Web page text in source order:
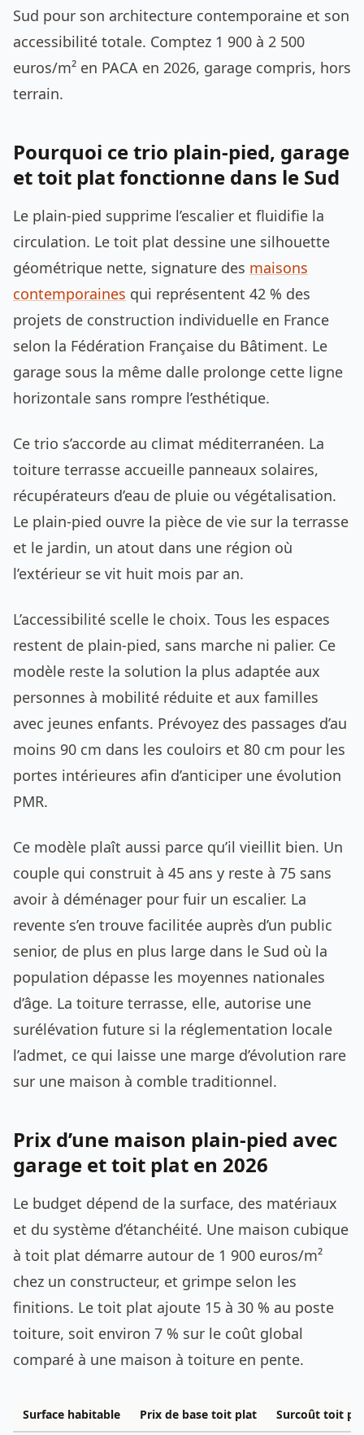
Sud pour son architecture contemporaine et son
accessibilité totale. Comptez 1 900 à 2 500
euros/m² en PACA en 2026, garage compris, hors
terrain.
Pourquoi ce trio plain-pied, garage
et toit plat fonctionne dans le Sud
Le plain-pied supprime l’escalier et fluidifie la
circulation. Le toit plat dessine une silhouette
géométrique nette, signature des maisons
contemporaines qui représentent 42 % des
projets de construction individuelle en France
selon la Fédération Française du Bâtiment. Le
garage sous la même dalle prolonge cette ligne
horizontale sans rompre l’esthétique.
Ce trio s’accorde au climat méditerranéen. La
toiture terrasse accueille panneaux solaires,
récupérateurs d’eau de pluie ou végétalisation.
Le plain-pied ouvre la pièce de vie sur la terrasse
et le jardin, un atout dans une région où
l’extérieur se vit huit mois par an.
L’accessibilité scelle le choix. Tous les espaces
restent de plain-pied, sans marche ni palier. Ce
modèle reste la solution la plus adaptée aux
personnes à mobilité réduite et aux familles
avec jeunes enfants. Prévoyez des passages d’au
moins 90 cm dans les couloirs et 80 cm pour les
portes intérieures afin d’anticiper une évolution
PMR.
Ce modèle plaît aussi parce qu’il vieillit bien. Un
couple qui construit à 45 ans y reste à 75 sans
avoir à déménager pour fuir un escalier. La
revente s’en trouve facilitée auprès d’un public
senior, de plus en plus large dans le Sud où la
population dépasse les moyennes nationales
d’âge. La toiture terrasse, elle, autorise une
surélévation future si la réglementation locale
l’admet, ce qui laisse une marge d’évolution rare
sur une maison à comble traditionnel.
Prix d’une maison plain-pied avec
garage et toit plat en 2026
Le budget dépend de la surface, des matériaux
et du système d’étanchéité. Une maison cubique
à toit plat démarre autour de 1 900 euros/m²
chez un constructeur, et grimpe selon les
finitions. Le toit plat ajoute 15 à 30 % au poste
toiture, soit environ 7 % sur le coût global
comparé à une maison à toiture en pente.
Surface habitable Prix de base toit plat Surcoût toit